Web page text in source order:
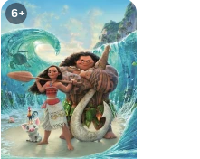
LEGO Бэтмен: В осаде
6+
6+